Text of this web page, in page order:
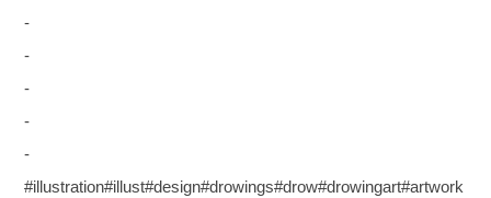
-
-
-
-
-
#illustration#illust#design#drowings#drow#drowingart#artwork